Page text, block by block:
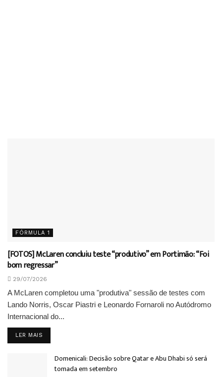
FÓRMULA 1
[FOTOS] McLaren concluiu teste “produtivo” em Portimão: “Foi
bom regressar”
29/07/2026
A McLaren completou uma "produtiva" sessão de testes com
Lando Norris, Oscar Piastri e Leonardo Fornaroli no Autódromo
Internacional do...
LER MAIS
Domenicali: Decisão sobre Qatar e Abu Dhabi só será
tomada em setembro